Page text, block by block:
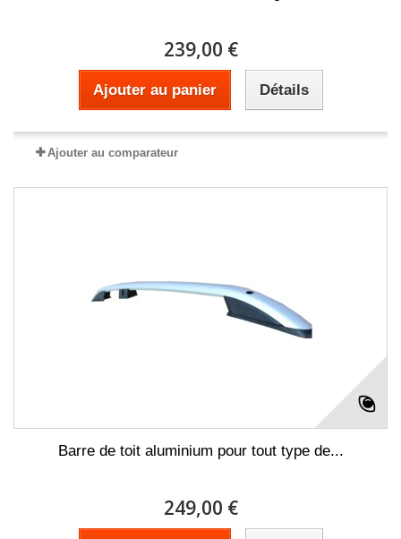
239,00 €
Ajouter au panier Détails
Ajouter au comparateur
Barre de toit aluminium pour tout type de...
249,00 €